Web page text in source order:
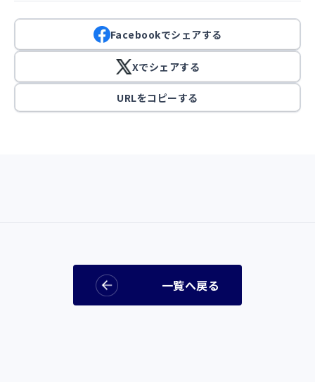
Facebookでシェアする
Xでシェアする
URLをコピーする
一覧へ戻る